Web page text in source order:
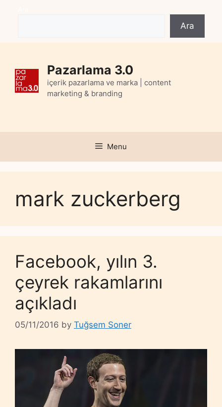
Ara
Pazarlama 3.0
içerik pazarlama ve marka | content
marketing & branding
Menu
mark zuckerberg
Facebook, yılın 3.
çeyrek rakamlarını
açıkladı
05/11/2016 by Tuğsem Soner